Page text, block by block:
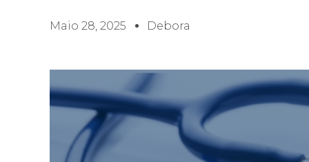
Maio 28, 2025 Debora